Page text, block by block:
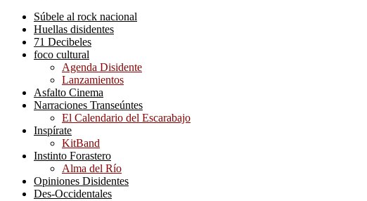
Súbele al rock nacional
Huellas disidentes
71 Decibeles
foco cultural
Agenda Disidente
Lanzamientos
Asfalto Cinema
Narraciones Transeúntes
El Calendario del Escarabajo
Inspírate
KitBand
Instinto Forastero
Alma del Río
Opiniones Disidentes
Des-Occidentales